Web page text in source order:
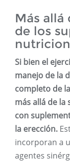
Más allá
de los
Si bien el
manejo de la
completo de
más allá de la
con
la erección.
incorporan a
agentes